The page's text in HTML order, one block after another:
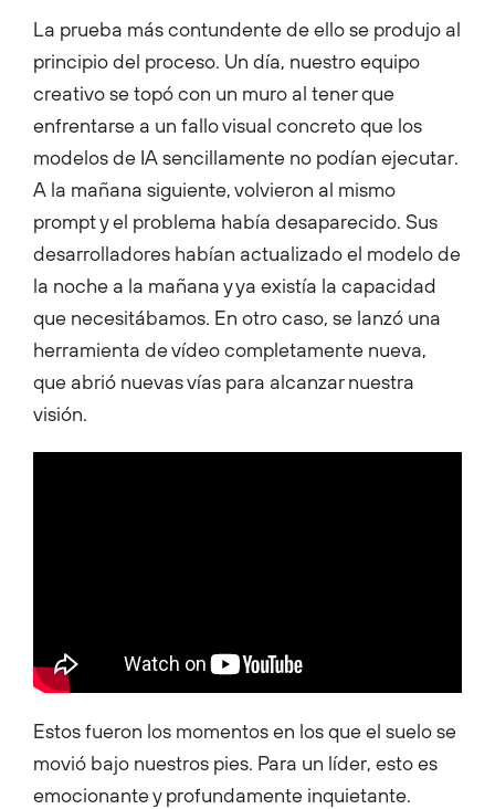
La prueba más contundente de ello se produjo al
principio del proceso. Un día, nuestro equipo
creativo se topó con un muro al tener que
enfrentarse a un fallo visual concreto que los
modelos de IA sencillamente no podían ejecutar.
A la mañana siguiente, volvieron al mismo
prompt y el problema había desaparecido. Sus
desarrolladores habían actualizado el modelo de
la noche a la mañana y ya existía la capacidad
que necesitábamos. En otro caso, se lanzó una
herramienta de vídeo completamente nueva,
que abrió nuevas vías para alcanzar nuestra
visión.
Estos fueron los momentos en los que el suelo se
movió bajo nuestros pies. Para un líder, esto es
emocionante y profundamente inquietante.